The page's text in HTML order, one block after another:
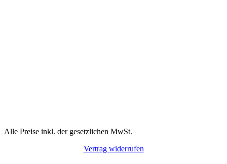
Alle Preise inkl. der gesetzlichen MwSt.
Vertrag widerrufen